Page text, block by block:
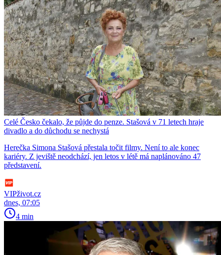
Celé Česko čekalo, že půjde do penze. Stašová v 71 letech hraje
divadlo a do důchodu se nechystá
Herečka Simona Stašová přestala točit filmy. Není to ale konec
kariéry. Z jeviště neodchází, jen letos v létě má naplánováno 47
představení.
VIPživot.cz
dnes, 07:05
4 min